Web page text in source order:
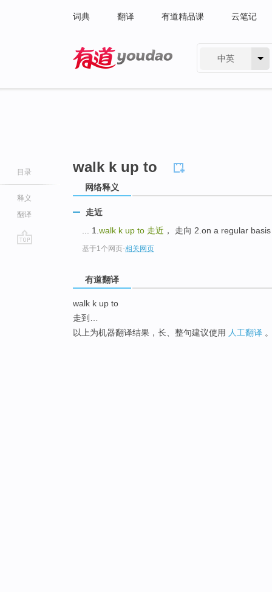
词典 翻译 有道精品课 云笔记
中英
目录
释义
翻译
walk k up to
网络释义
走近
... 1. walk k up to 走近 ， 走向 2.on a regular
基于1个网页-相关网页
有道翻译
walk k up to
走到…
以上为机器翻译结果，长、整句建议使用 人工翻译